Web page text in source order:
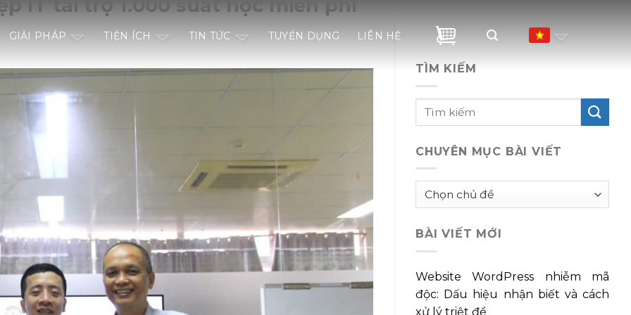
GIẢI PHÁP TIỆN ÍCH TIN TỨC TUYỂN DỤNG LIÊN HỆ
IT tài trợ 1.000 suất học miễn phí
TÌM KIẾM
CHUYÊN MỤC BÀI VIẾT
Chuyên
viết
BÀI VIẾT MỚI
Website WordPress nhiễm mã
độc: Dấu hiệu nhận biết và cách
xử lý triệt để